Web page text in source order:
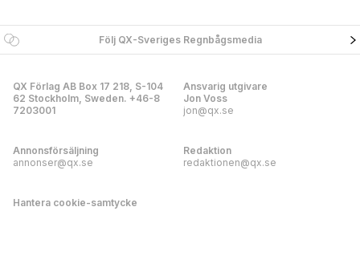
Följ QX-Sveriges Regnbågsmedia
QX Förlag AB Box 17 218, S-104
62 Stockholm, Sweden. +46-8
7203001
Ansvarig utgivare
Jon Voss
jon@qx.se
Annonsförsäljning
annonser@qx.se
Redaktion
redaktionen@qx.se
Hantera cookie-samtycke